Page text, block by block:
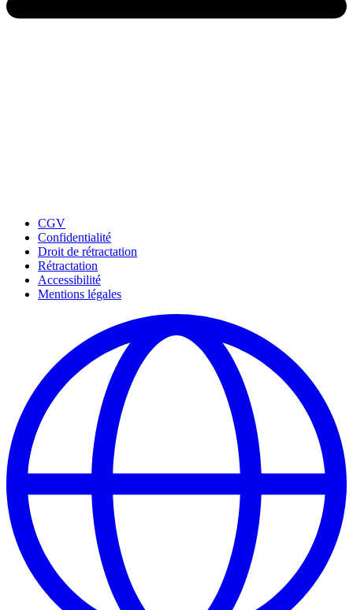
CGV
Confidentialité
Droit de rétractation
Rétractation
Accessibilité
Mentions légales